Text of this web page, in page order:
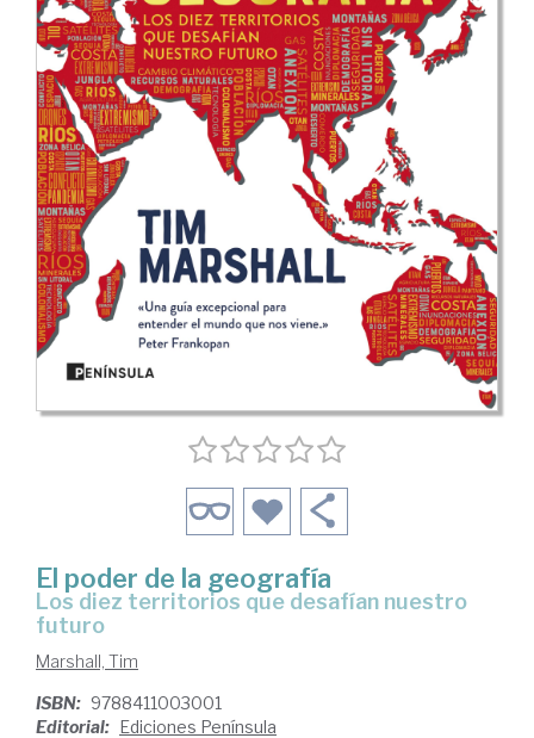
El poder de la geografía
Los diez territorios que desafían nuestro
futuro
Marshall, Tim
ISBN: 9788411003001
Editorial: Ediciones Península